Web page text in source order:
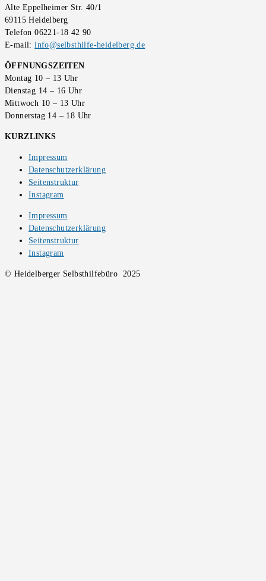
Alte Eppelheimer Str. 40/1
69115 Heidelberg
Telefon 06221-18 42 90
E-mail:info@selbsthilfe-heidelberg.de
ÖFFNUNGSZEITEN
Montag 10 – 13 Uhr
Dienstag 14 – 16 Uhr
Mittwoch 10 – 13 Uhr
Donnerstag 14 – 18 Uhr
KURZLINKS
Impressum
Datenschutzerklärung
Seitenstruktur
Instagram
Impressum
Datenschutzerklärung
Seitenstruktur
Instagram
© Heidelberger Selbsthilfebüro 2025